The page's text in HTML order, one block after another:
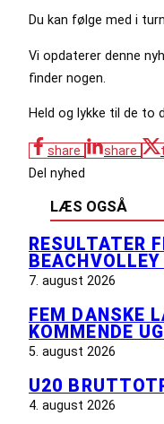
Du kan følge med i
Vi opdaterer denne
finder nogen.
Held og lykke til de to
share share
Del nyhed
LÆS OGSÅ
RESULTATER
7. august 2026
FEM DANSKE
KOMMENDE
5. august 2026
U20
4. august 2026